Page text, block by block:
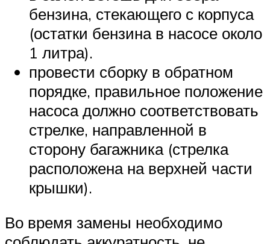
бензина, стекающего с корпуса
(остатки бензина в насосе около
1 литра).
провести сборку в обратном
порядке, правильное положение
насоса должно соответствовать
стрелке, направленной в
сторону багажника (стрелка
расположена на верхней части
крышки).
Во время замены необходимо